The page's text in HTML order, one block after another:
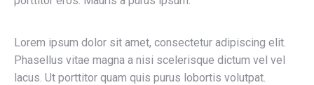
Lorem ipsum dolor sit amet, consectetur adipiscing elit.
Phasellus vitae magna a nisi scelerisque dictum vel vel
lacus. Ut porttitor quam quis purus lobortis volutpat.